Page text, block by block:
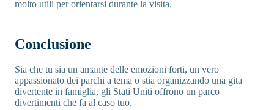
molto utili per orientarsi durante la visita.
Conclusione
Sia che tu sia un amante delle emozioni forti, un vero
appassionato dei parchi a tema o stia organizzando una gita
divertente in famiglia, gli Stati Uniti offrono un parco
divertimenti che fa al caso tuo.